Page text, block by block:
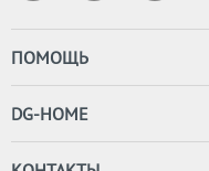
ПОМОЩЬ
DG-HOME